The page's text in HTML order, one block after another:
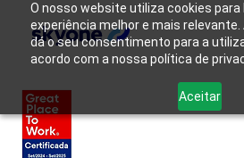
O nosso website utiliza cookies
experiência melhor e mais
dá o seu consentimento para a
acordo com a nossa política de
Aceitar
Продукты
Skyone?
Решения